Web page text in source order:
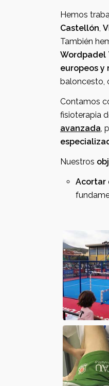
Castellón,
Wordpadel
europeos y
baloncesto,
avanzada ,
Nuestros
Acortar